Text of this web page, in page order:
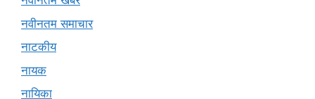
नवीनतम समाचार
नाटकीय
नायक
नायिका